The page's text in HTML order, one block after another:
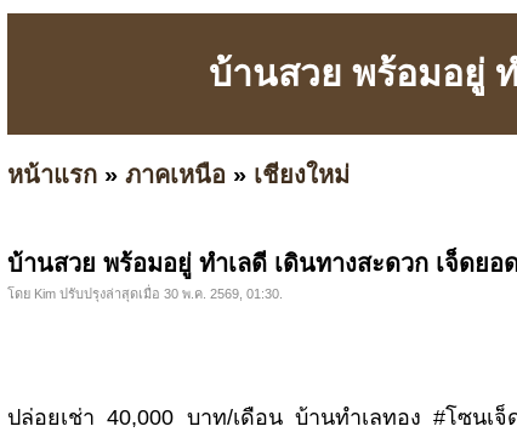
บ้านสวย พร้อมอยู่
หน้าแรก » ภาคเหนือ » เชียงใหม่
บ้านสวย พร้อมอยู่ ทำเลดี เดินทางสะดวก เจ็ดยอ
โดย Kim ปรับปรุงล่าสุดเมื่อ 30 พ.ค. 2569, 01:30.
ปล่อยเช่า 40,000 บาท/เดือน บ้านทำเลทอง #โซนเ